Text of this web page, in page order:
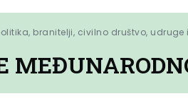
branitelji, civilno društvo, udruge